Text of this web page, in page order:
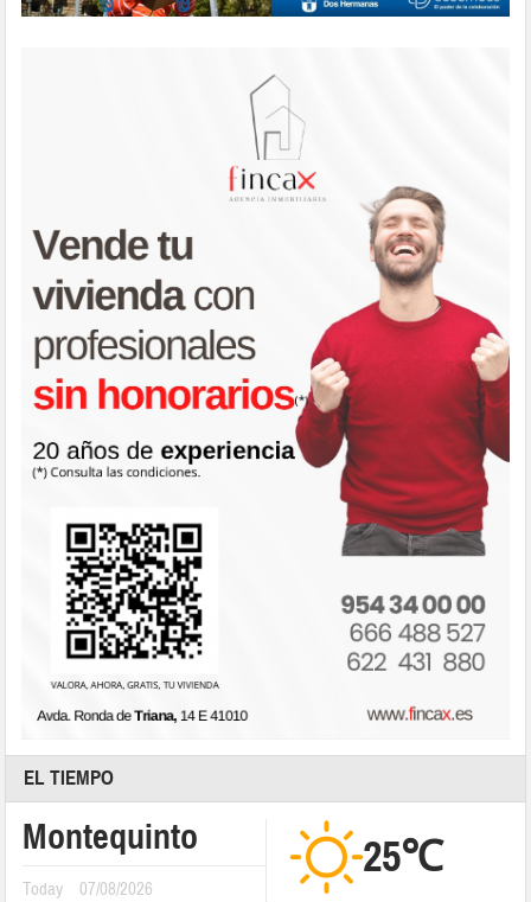
EL TIEMPO
Montequinto
Today 07/08/2026
25℃